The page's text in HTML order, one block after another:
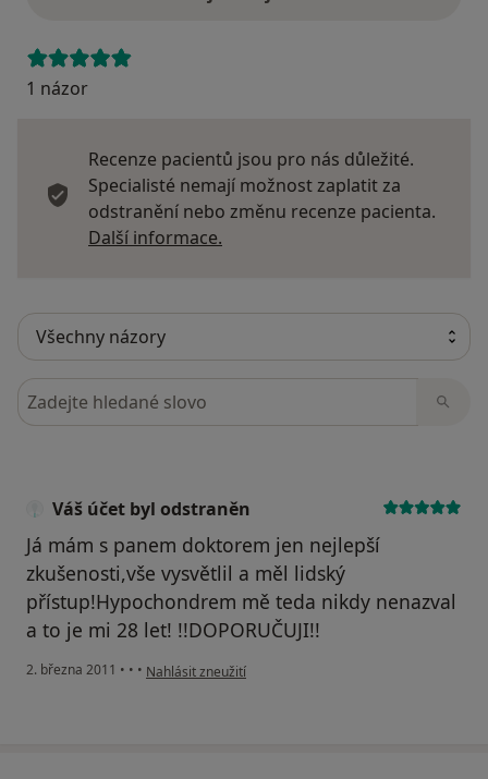
1 názor
Recenze pacientů jsou pro nás důležité.
Specialisté nemají možnost zaplatit za
odstranění nebo změnu recenze pacienta.
Další informace.
Hledejte v názorech
Váš účet byl odstraněn
Já mám s panem doktorem jen nejlepší
zkušenosti,vše vysvětlil a měl lidský
přístup!Hypochondrem mě teda nikdy nenazval
a to je mi 28 let! !!DOPORUČUJI!!
2. března 2011 • • • podle názoru uživatele Váš účet byl odstraněn
Nahlásit zneužití